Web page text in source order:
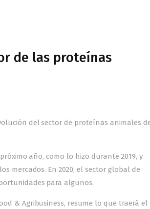
de las proteínas
del sector de proteínas animales
año, como lo hizo durante 2019, y
mercados. En 2020, el sector global de
para algunos.
& Agribusiness, resume lo que traerá el